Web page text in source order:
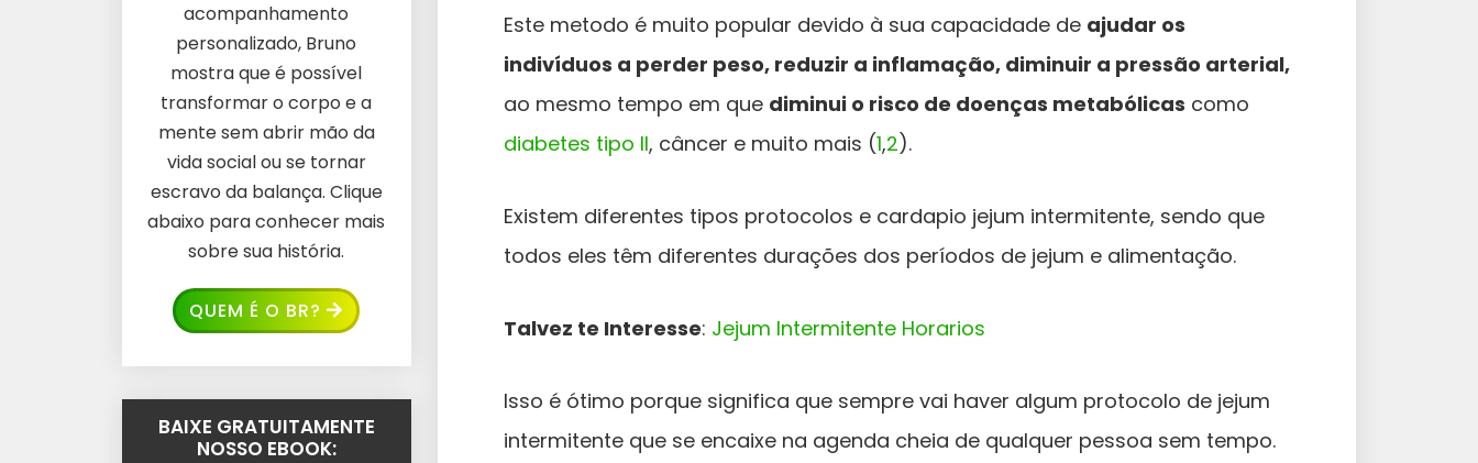
Este metodo é muito popular devido à sua capacidade de ajudar os
indivíduos a perder peso, reduzir a inflamação, diminuir a pressão arterial,
ao mesmo tempo em que diminui o risco de doenças metabólicas como
diabetes tipo II, câncer e muito mais (1,2).
Existem diferentes tipos protocolos e cardapio jejum intermitente, sendo que
todos eles têm diferentes durações dos períodos de jejum e alimentação.
Talvez te Interesse: Jejum Intermitente Horarios
Isso é ótimo porque significa que sempre vai haver algum protocolo de jejum
intermitente que se encaixe na agenda cheia de qualquer pessoa sem tempo.
acompanhamento
personalizado, Bruno
mostra que é possível
transformar o corpo e a
mente sem abrir mão da
vida social ou se tornar
escravo da balança. Clique
abaixo para conhecer mais
sobre sua história.
QUEM É O BR?
BAIXE GRATUITAMENTE
NOSSO EBOOK: